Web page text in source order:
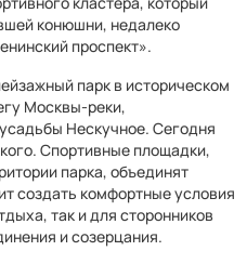
конюшни, недалеко
проспект».
парк в историческом
Москвы-реки,
Нескучное. Сегодня
Спортивные площадки,
парка, объединят
создать комфортные условия
так и для сторонников
и созерцания.